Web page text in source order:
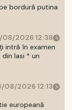
bordură putina
2026 12:38
intră în examen
Iasi * un
08/2026 12:13
europeană